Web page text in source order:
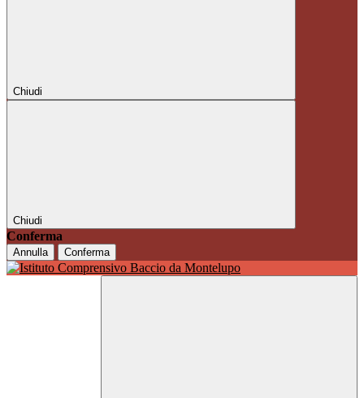
Chiudi
Chiudi
Conferma
Annulla Conferma